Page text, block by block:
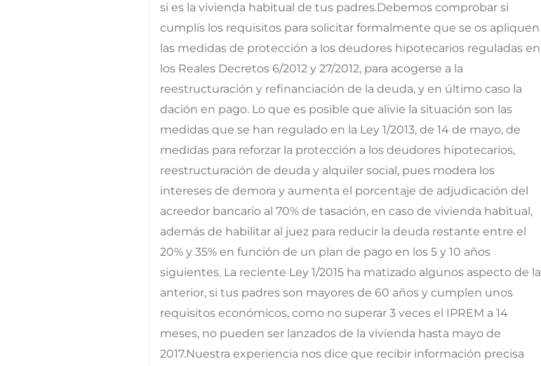
si es la vivienda habitual de tus padres.Debemos comprobar si
cumplís los requisitos para solicitar formalmente que se os apliquen
las medidas de protección a los deudores hipotecarios reguladas en
los Reales Decretos 6/2012 y 27/2012, para acogerse a la
reestructuración y refinanciación de la deuda, y en último caso la
dación en pago. Lo que es posible que alivie la situación son las
medidas que se han regulado en la Ley 1/2013, de 14 de mayo, de
medidas para reforzar la protección a los deudores hipotecarios,
reestructuración de deuda y alquiler social, pues modera los
intereses de demora y aumenta el porcentaje de adjudicación del
acreedor bancario al 70% de tasación, en caso de vivienda habitual,
además de habilitar al juez para reducir la deuda restante entre el
20% y 35% en función de un plan de pago en los 5 y 10 años
siguientes. La reciente Ley 1/2015 ha matizado algunos aspecto de la
anterior, si tus padres son mayores de 60 años y cumplen unos
requisitos económicos, como no superar 3 veces el IPREM a 14
meses, no pueden ser lanzados de la vivienda hasta mayo de
2017.Nuestra experiencia nos dice que recibir información precisa